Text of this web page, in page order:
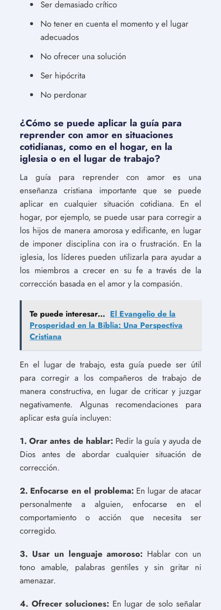
Ser demasiado crítico
No tener en cuenta el momento y el lugar
adecuados
No ofrecer una solución
Ser hipócrita
No perdonar
¿Cómo se puede aplicar la guía para
reprender con amor en situaciones
cotidianas, como en el hogar, en la
iglesia o en el lugar de trabajo?
La guía para reprender con amor es una
enseñanza cristiana importante que se puede
aplicar en cualquier situación cotidiana. En el
hogar, por ejemplo, se puede usar para corregir a
los hijos de manera amorosa y edificante, en lugar
de imponer disciplina con ira o frustración. En la
iglesia, los líderes pueden utilizarla para ayudar a
los miembros a crecer en su fe a través de la
corrección basada en el amor y la compasión.
Te puede interesar... El Evangelio de la
Prosperidad en la Biblia: Una Perspectiva
Cristiana
En el lugar de trabajo, esta guía puede ser útil
para corregir a los compañeros de trabajo de
manera constructiva, en lugar de criticar y juzgar
negativamente. Algunas recomendaciones para
aplicar esta guía incluyen:
1. Orar antes de hablar:Pedir la guía y ayuda de
Dios antes de abordar cualquier situación de
corrección.
2. Enfocarse en el problema:En lugar de atacar
personalmente a alguien, enfocarse en el
comportamiento o acción que necesita ser
corregido.
3. Usar un lenguaje amoroso: Hablar con un
tono amable, palabras gentiles y sin gritar ni
amenazar.
4. Ofrecer soluciones: En lugar de solo señalar